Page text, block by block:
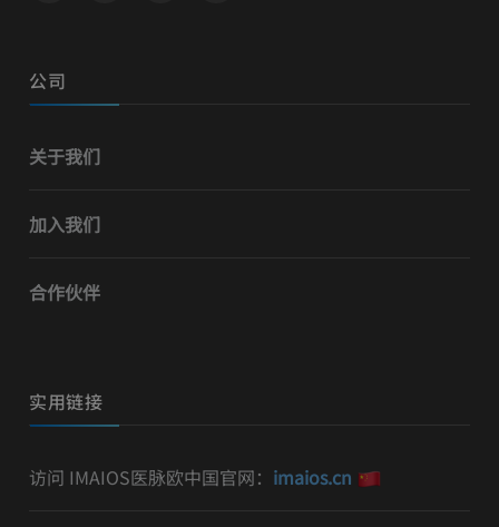
公司
关于我们
加入我们
合作伙伴
实用链接
访问 IMAIOS医脉欧中国官网： imaios.cn